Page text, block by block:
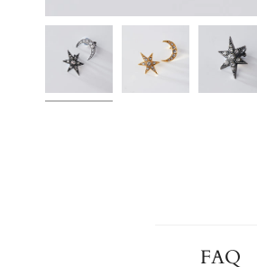
FAQ